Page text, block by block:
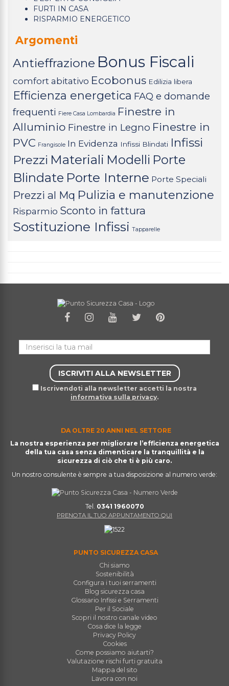
FURTI IN CASA
RISPARMIO ENERGETICO
Argomenti
Antieffrazione Bonus Fiscali
comfort abitativo Ecobonus Edilizia libera
Efficienza energetica FAQ e domande
frequenti Fiere Casa Lombardia Finestre in
Alluminio Finestre in Legno Finestre in
PVC Frangisole In Evidenza Infissi Blindati Infissi
Prezzi Materiali Modelli Porte
Blindate Porte Interne Porte Speciali
Prezzi al Mq Pulizia e manutenzione
Risparmio Sconto in fattura
Sostituzione Infissi Tapparelle
Iscrivendoti alla newsletter accetti la nostra
informativa sulla privacy.
DA OLTRE 20 ANNI NEL SETTORE
La nostra esperienza per migliorare l’efficienza energetica
della tua casa senza dimenticare la tranquillità e la
sicurezza di ciò che ti è più caro.
Un nostro consulente è sempre a tua disposizione al numero verde:
Tel. 0341 1960070
PRENOTA IL TUO APPUNTAMENTO QUI
PUNTO SICUREZZA CASA
Chi siamo
Sostenibilità
Configura i tuoi serramenti
Blog sicurezza casa
Glossario Infissi e Serramenti
Per il Sociale
Scopri il nostro canale video
Cosa dice la legge
Privacy Policy
Cookies
Come possiamo aiutarti?
Valutazione rischi furti gratuita
Mappa del sito
Lavora con noi